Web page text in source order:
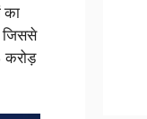
का
जिससे